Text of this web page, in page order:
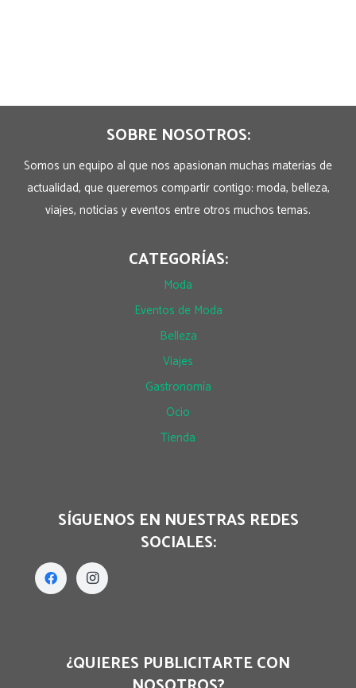
SOBRE NOSOTROS:
Somos un equipo al que nos apasionan muchas materias de
actualidad, que queremos compartir contigo: moda, belleza,
viajes, noticias y eventos entre otros muchos temas.
CATEGORÍAS:
Moda
Eventos de Moda
Belleza
Viajes
Gastronomía
Ocio
Tienda
SÍGUENOS EN NUESTRAS REDES
SOCIALES:
¿QUIERES PUBLICITARTE CON